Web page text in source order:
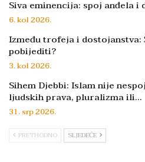
Siva eminencija: spoj anđela i
6. kol 2026.
Između trofeja i dostojanstva:
pobijediti?
3. kol 2026.
Sihem Djebbi: Islam nije
ljudskih prava, pluralizma ili…
31. srp 2026.
PRETHODNO SLJEDEĆE